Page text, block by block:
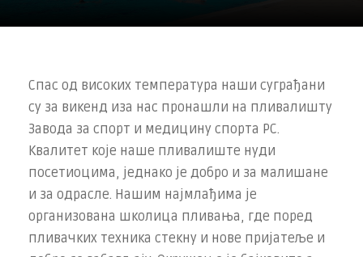
Спас од високих температура наши суграђани
су за викенд иза нас пронашли на пливалишту
Завода за спорт и медицину спорта РС.
Квалитет које наше пливалиште нуди
посетиоцима, једнако је добро и за малишане
и за одрасле. Нашим најмлађима је
организована школица пливања, где поред
пливачких техника стекну и нове пријатеље и